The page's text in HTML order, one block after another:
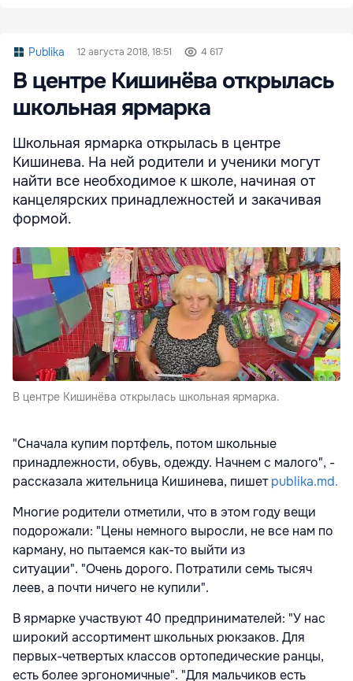
Publika 12 августа 2018, 18:51 4 617
В центре Кишинёва открылась
школьная ярмарка
Школьная ярмарка открылась в центре
Кишинева. На ней родители и ученики могут
найти все необходимое к школе, начиная от
канцелярских принадлежностей и закачивая
формой.
В центре Кишинёва открылась школьная ярмарка.
"Сначала купим портфель, потом школьные
принадлежности, обувь, одежду. Начнем с малого", -
рассказала жительница Кишинева, пишетpublika.md.
Многие родители отметили, что в этом году вещи
подорожали: "Цены немного выросли, не все нам по
карману, но пытаемся как-то выйти из
ситуации". "Очень дорого. Потратили семь тысяч
леев, а почти ничего не купили".
В ярмарке участвуют 40 предпринимателей: "У нас
широкий ассортимент школьных рюкзаков. Для
первых-четвертых классов ортопедические ранцы,
есть более эргономичные". "Для мальчиков есть